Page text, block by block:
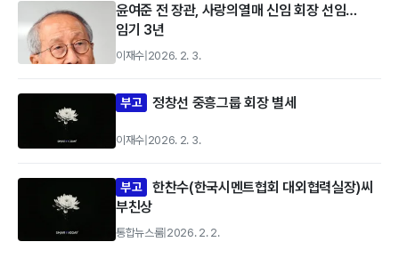
윤여준 전 장관, 사랑의열매 신임 회장 선임…
임기 3년
이재수|2026. 2. 3.
부고 정창선 중흥그룹 회장 별세
이재수|2026. 2. 3.
부고
한찬수(한국시멘트협회 대외협력실장)씨
부친상
통합뉴스룸|2026. 2. 2.